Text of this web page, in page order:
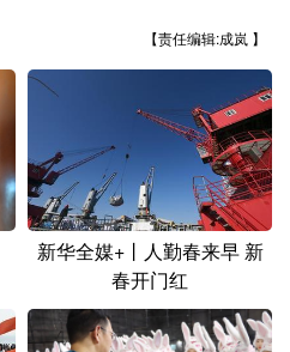
江西
重庆
云南 西藏
青海 宁夏
【责任编辑:成岚 】
新华全媒+丨人勤春来早 新
春开门红